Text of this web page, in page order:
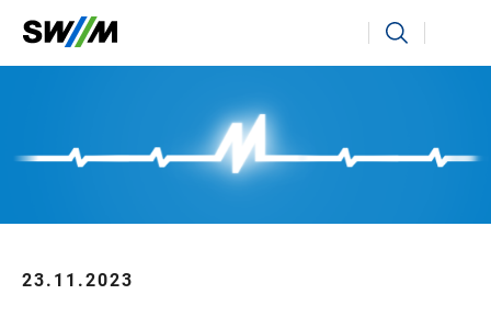
Ihr Suchbegriff Suchen
23.11.2023